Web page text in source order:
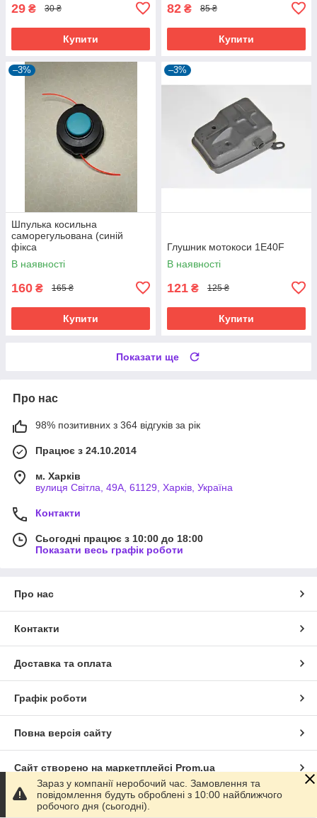
29 ₴ 30 ₴
Купити
82 ₴ 85 ₴
Купити
–3%
Шпулька косильна
саморегульована (синій
фікса
В наявності
160 ₴ 165 ₴
Купити
–3%
Глушник мотокоси 1E40F
В наявності
121 ₴ 125 ₴
Купити
Показати ще
Про нас
98% позитивних з 364 відгуків за рік
Працює з 24.10.2014
м. Харків
вулиця Світла, 49А, 61129, Харків, Україна
Контакти
Сьогодні працює з 10:00 до 18:00
Показати весь графік роботи
Про нас
Контакти
Доставка та оплата
Графік роботи
Повна версія сайту
Сайт створено на маркетплейсі Prom.ua
Політика конфіденційності
Зараз у компанії неробочий час. Замовлення та
повідомлення будуть оброблені з 10:00 найближчого
робочого дня (сьогодні).